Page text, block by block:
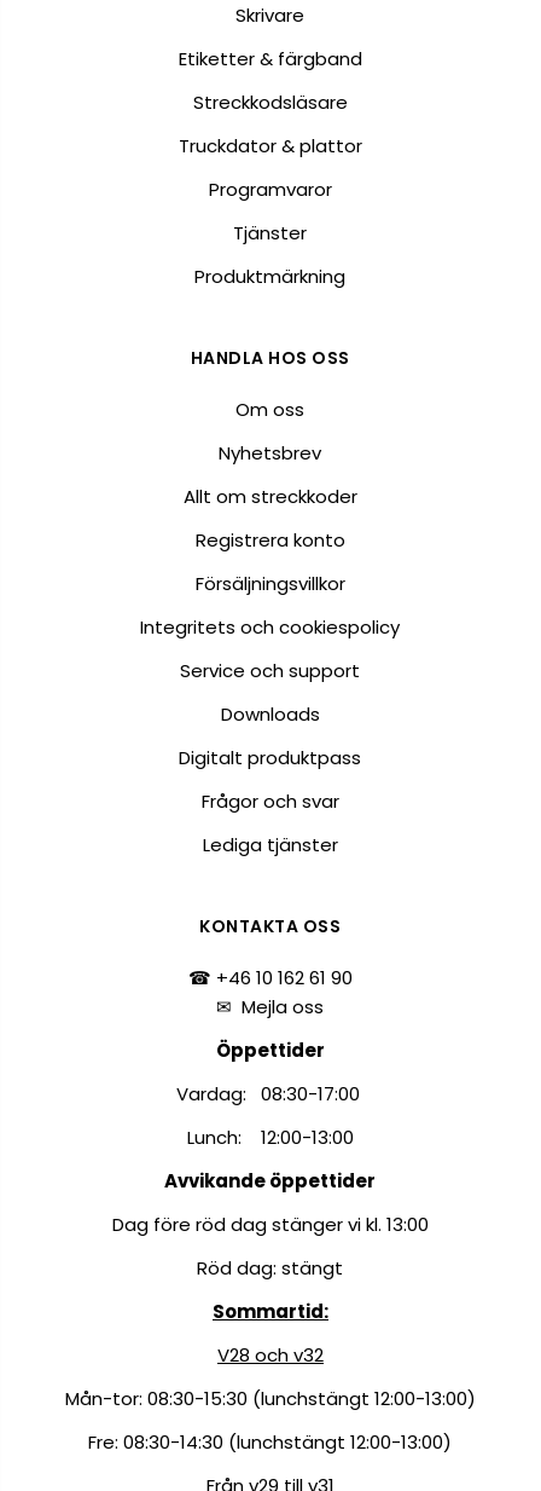
Skrivare
Etiketter & färgband
Streckkodsläsare
Truckdator & plattor
Programvaror
Tjänster
Produktmärkning
HANDLA HOS OSS
Om oss
Nyhetsbrev
Allt om streckkoder
Registrera konto
Försäljningsvillkor
Integritets och cookiespolicy
Service och support
Downloads
Digitalt produktpass
Frågor och svar
Lediga tjänster
KONTAKTA OSS
☎ +46 10 162 61 90
✉Mejla oss
Öppettider
Vardag: 08:30-17:00
Lunch: 12:00-13:00
Avvikande öppettider
Dag före röd dag stänger vi kl. 13:00
Röd dag: stängt
Sommartid:
V28 och v32
Mån-tor: 08:30-15:30 (lunchstängt 12:00-13:00)
Fre: 08:30-14:30 (lunchstängt 12:00-13:00)
Från v29 till v31